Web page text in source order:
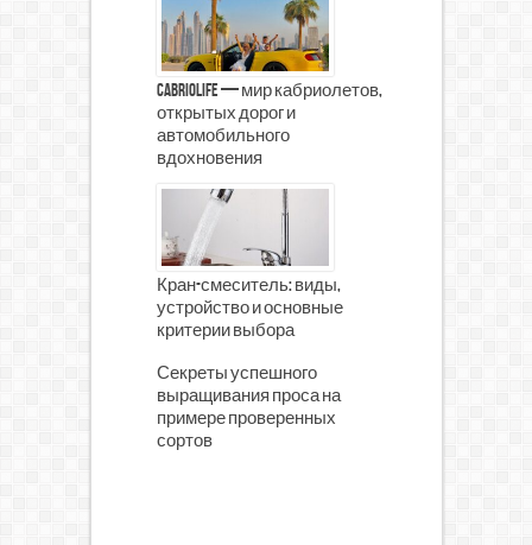
CabrioLife — мир кабриолетов,
открытых дорог и
автомобильного
вдохновения
Кран-смеситель: виды,
устройство и основные
критерии выбора
Секреты успешного
выращивания проса на
примере проверенных
сортов